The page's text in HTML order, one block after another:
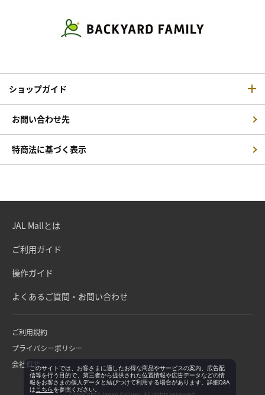
ショップガイド
お問い合わせ先
特商法に基づく表示
JAL Mallとは
ご利用ガイド
操作ガイド
よくあるご質問・お問い合わせ
ご利用規約
プライバシーポリシー
会社概要このサイトでは、お客さまに適したお得な商品やサービスの案内、広告配
信等を行う目的で、第三者から提供された位置情報や広告データなどの情
報をお客さまの個人データと結びつけて利用する場合があります。詳細Q&A
は こちらを参照ください。